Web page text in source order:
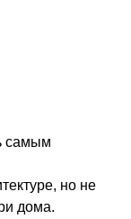
самым
но не
дома.